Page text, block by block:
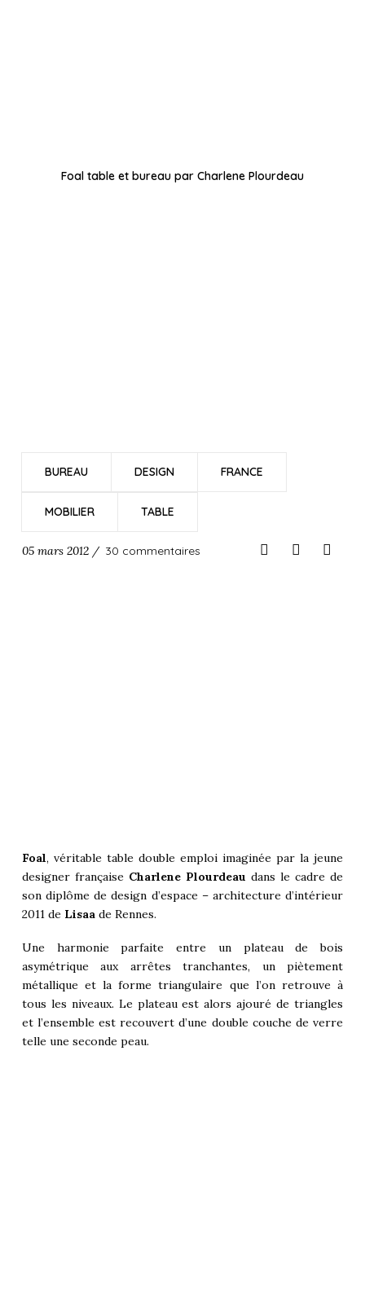
Foal table et bureau par Charlene Plourdeau
BUREAU DESIGN FRANCE
MOBILIER TABLE
05 mars 2012 / 30 commentaires
Foal, véritable table double emploi imaginée par la jeune
designer française Charlene Plourdeau dans le cadre de
son diplôme de design d’espace – architecture d’intérieur
2011 de Lisaade Rennes.
Une harmonie parfaite entre un plateau de bois
asymétrique aux arrêtes tranchantes, un piètement
métallique et la forme triangulaire que l’on retrouve à
tous les niveaux. Le plateau est alors ajouré de triangles
et l’ensemble est recouvert d’une double couche de verre
telle une seconde peau.